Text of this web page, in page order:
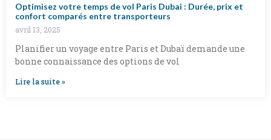
Optimisez votre temps de vol Paris Dubai : Durée, prix et
confort comparés entre transporteurs
avril 13, 2025
Planifier un voyage entre Paris et Dubaï demande une
bonne connaissance des options de vol
Lire la suite »